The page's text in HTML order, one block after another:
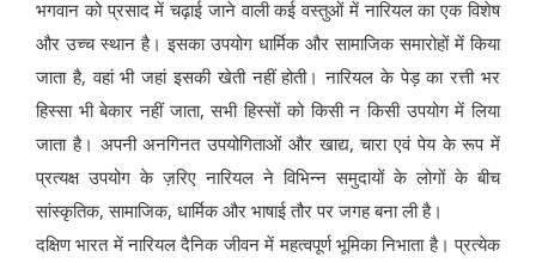
भगवान को प्रसाद में चढ़ाई जाने वाली कई वस्तुओं में नारियल का एक विशेष
और उच्च स्थान है। इसका उपयोग धार्मिक और सामाजिक समारोहों में किया
जाता है, वहां भी जहां इसकी खेती नहीं होती। नारियल के पेड़ का रत्ती भर
हिस्सा भी बेकार नहीं जाता, सभी हिस्सों को किसी न किसी उपयोग में लिया
जाता है। अपनी अनगिनत उपयोगिताओं और खाद्य, चारा एवं पेय के रूप में
प्रत्यक्ष उपयोग के ज़रिए नारियल ने विभिन्न समुदायों के लोगों के बीच
सांस्कृतिक, सामाजिक, धार्मिक और भाषाई तौर पर जगह बना ली है।
दक्षिण भारत में नारियल दैनिक जीवन में महत्वपूर्ण भूमिका निभाता है। प्रत्येक